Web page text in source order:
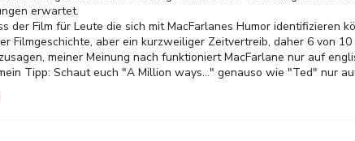
erwartet.
der Film für Leute die sich mit MacFarlanes Humor identifizieren
Filmgeschichte, aber ein kurzweiliger Zeitvertreib, daher 6 von 10
meiner Meinung nach funktioniert MacFarlane nur auf
Tipp: Schaut euch "A Million ways..." genauso wie "Ted" nur